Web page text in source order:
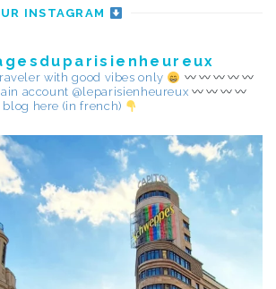
INSTAGRAM
with good vibes only
account @leparisienheureux
blog here (in french)